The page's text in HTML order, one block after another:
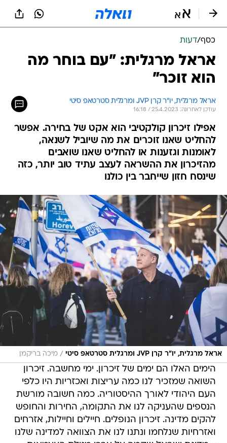
כסף/דעות
אראל מרגלית: "עם בוחר מה
הוא זוכר"
אראל מרגלית, יו"ר קרן JVP ומרגלית סטרטאפ סיטי
עודכן לאחרונה: 25.4.2023 / 16:18
אפילו זיכרון קולקטיבי הוא אקט של בחירה. אפשר
להחליט שאנו זוכרים את מה שיוביל לשנאה,
לאומנות וגזענות או להחליט שאנו שואבים
מהזיכרון את ההשראה לעצב עתיד טוב יותר, כזה
שינסח חזון שייחבר בין כולנו
אראל מרגלית, יו"ר קרן JVP ומרגלית סטרטאפ סיטי / מיכה בריקמן
הימים האלו הם ימים של זיכרון. ימי מחשבה. זיכרון
השואה שמזכיר לנו כמה עריצות ואכזריות היו כלפי
העם היהודי לאורך ההיסטוריה. כמה חשובה מורשת
הנספים שהעניקה לנו את התקומה, החירות והחופש
להקים מדינה. זיכרון הנופלים. חיילים וחיילות, אזרחים
ואזרחיות שנלחמו ונתנו לנו את הצוואה למדינה שלנו